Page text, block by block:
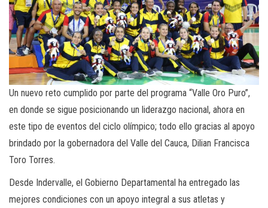
Un nuevo reto cumplido por parte del programa “Valle Oro Puro”,
en donde se sigue posicionando un liderazgo nacional, ahora en
este tipo de eventos del ciclo olímpico; todo ello gracias al apoyo
brindado por la gobernadora del Valle del Cauca, Dilian Francisca
Toro Torres.
Desde Indervalle, el Gobierno Departamental ha entregado las
mejores condiciones con un apoyo integral a sus atletas y